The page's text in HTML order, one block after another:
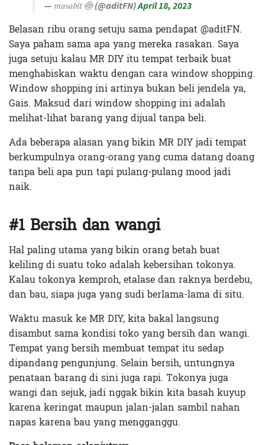
— 𝔪𝔞𝔰𝔞𝔡𝔦𝔱 🍥 (@aditFN)April 18, 2023
Belasan ribu orang setuju sama pendapat @aditFN.
Saya paham sama apa yang mereka rasakan. Saya
juga setuju kalau MR DIY itu tempat terbaik buat
menghabiskan waktu dengan cara window shopping.
Window shopping ini artinya bukan beli jendela ya,
Gais. Maksud dari window shopping ini adalah
melihat-lihat barang yang dijual tanpa beli.
Ada beberapa alasan yang bikin MR DIY jadi tempat
berkumpulnya orang-orang yang cuma datang doang
tanpa beli apa pun tapi pulang-pulang mood jadi
naik.
#1 Bersih dan wangi
Hal paling utama yang bikin orang betah buat
keliling di suatu toko adalah kebersihan tokonya.
Kalau tokonya kemproh, etalase dan raknya berdebu,
dan bau, siapa juga yang sudi berlama-lama di situ.
Waktu masuk ke MR DIY, kita bakal langsung
disambut sama kondisi toko yang bersih dan wangi.
Tempat yang bersih membuat tempat itu sedap
dipandang pengunjung. Selain bersih, untungnya
penataan barang di sini juga rapi. Tokonya juga
wangi dan sejuk, jadi nggak bikin kita basah kuyup
karena keringat maupun jalan-jalan sambil nahan
napas karena bau yang mengganggu.